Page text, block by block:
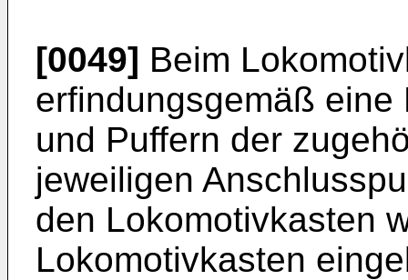
[0049] Beim
erfindungsgemäß
und Puffern der
jeweiligen
den Lokomotivkasten
Lokomotivkasten